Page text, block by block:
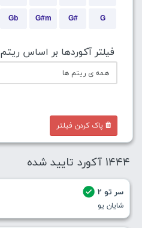
G
G#
G#m
Gb
فیلتر آکوردها بر اساس ریتم
پاک کردن فیلتر
1444 آکورد تایید شده
سر تو 2
شایان یو